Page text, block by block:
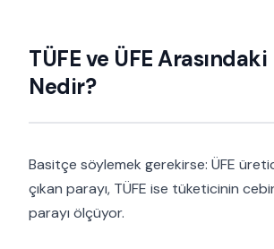
TÜFE ve ÜFE
Nedir?
Basitçe söylemek gerekirse: ÜFE
çıkan parayı, TÜFE ise tüketicinin
parayı ölçüyor.